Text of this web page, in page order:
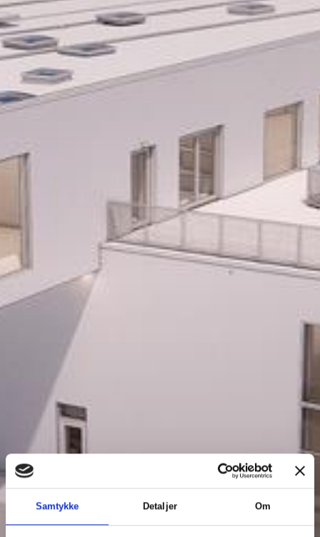
Samtykke Detaljer Om